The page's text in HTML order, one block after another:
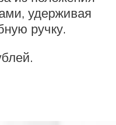
удерживая
ручку.